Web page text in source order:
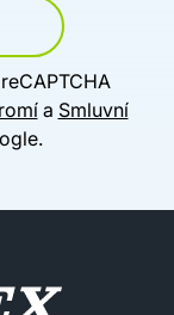
a Smluvní